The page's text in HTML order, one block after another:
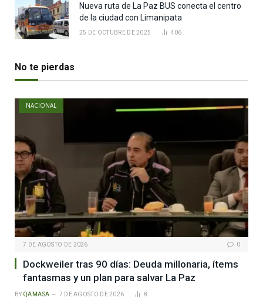
Nueva ruta de La Paz BUS conecta el centro
de la ciudad con Limanipata
25 DE OCTUBRE DE 2025 406
No te pierdas
NACIONAL
7 DE AGOSTO DE 2026 0
Dockweiler tras 90 días: Deuda millonaria, ítems
fantasmas y un plan para salvar La Paz
BY QAMASA 7 DE AGOSTO DE 2026 8